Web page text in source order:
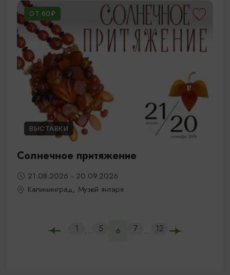
ОТ 60₽
ВЫСТАВКИ
Солнечное притяжение
21.08.2026 - 20.09.2026
Калининград, Музей янтаря
1 ... 5 6 7 ... 12